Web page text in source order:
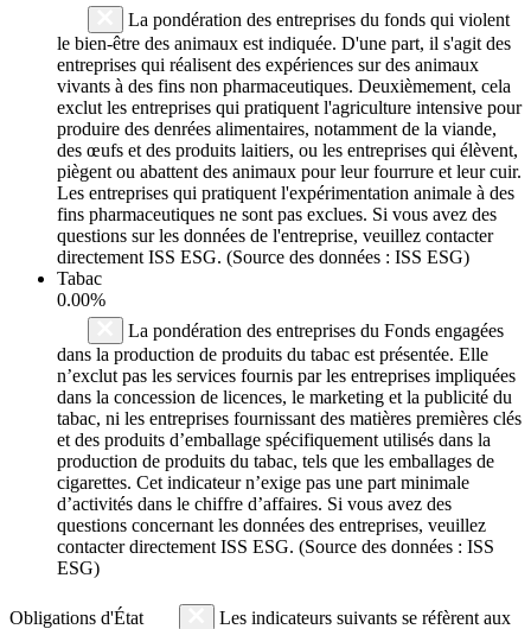
La pondération des entreprises du fonds qui violent
le bien-être des animaux est indiquée. D'une part, il s'agit des
entreprises qui réalisent des expériences sur des animaux
vivants à des fins non pharmaceutiques. Deuxièmement, cela
exclut les entreprises qui pratiquent l'agriculture intensive pour
produire des denrées alimentaires, notamment de la viande,
des œufs et des produits laitiers, ou les entreprises qui élèvent,
piègent ou abattent des animaux pour leur fourrure et leur cuir.
Les entreprises qui pratiquent l'expérimentation animale à des
fins pharmaceutiques ne sont pas exclues. Si vous avez des
questions sur les données de l'entreprise, veuillez contacter
directement ISS ESG. (Source des données : ISS ESG)
Tabac
0.00%
La pondération des entreprises du Fonds engagées
dans la production de produits du tabac est présentée. Elle
n’exclut pas les services fournis par les entreprises impliquées
dans la concession de licences, le marketing et la publicité du
tabac, ni les entreprises fournissant des matières premières clés
et des produits d’emballage spécifiquement utilisés dans la
production de produits du tabac, tels que les emballages de
cigarettes. Cet indicateur n’exige pas une part minimale
d’activités dans le chiffre d’affaires. Si vous avez des
questions concernant les données des entreprises, veuillez
contacter directement ISS ESG. (Source des données : ISS
ESG)
Obligations d'État
Les indicateurs suivants se réfèrent aux